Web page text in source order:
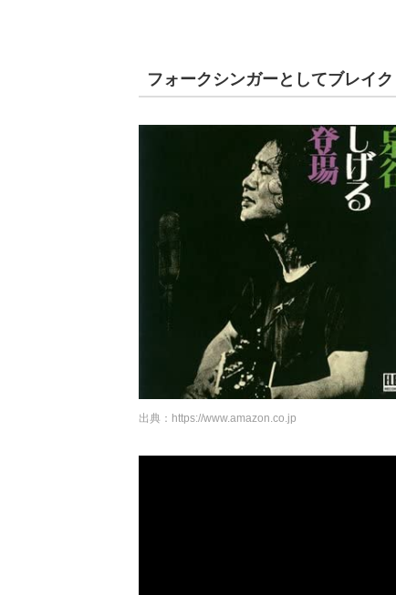
フォークシンガーとしてブレイク
出典： https://www.amazon.co.jp